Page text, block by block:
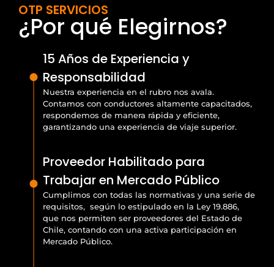
OTP SERVICIOS
¿Por qué Elegirnos?
15 Años de Experiencia y
Responsabilidad
Nuestra experiencia en el rubro nos avala.
Contamos con conductores altamente capacitados,
respondemos de manera rápida y eficiente,
garantizando una experiencia de viaje superior.
Proveedor Habilitado para
Trabajar en Mercado Público
Cumplimos con todas las normativas y una serie de
requisitos, según lo estipulado en la Ley 19.886,
que nos permiten ser proveedores del Estado de
Chile, contando con una activa participación en
Mercado Público.